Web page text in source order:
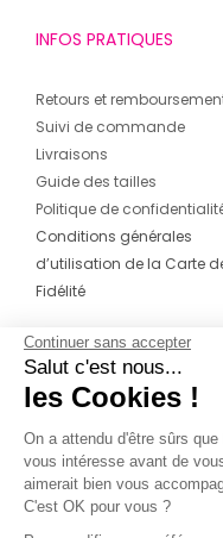
INFOS PRATIQUES
Retours et
Suivi de commande
Livraisons
Guide des tailles
Politique de
Conditions générales
d’utilisation de la Carte
Fidélité
CONTACT
04 42 20 78 42
Du lundi au jeudi de 8h30 à
vendredi de 8h30 à 15h30
Continuer sans accepter
Salut c'est nous...
les Cookies !
On a attendu d'être sûrs
vous intéresse avant de
aimerait bien vous
C'est OK pour vous ?